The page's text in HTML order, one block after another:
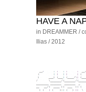
HAVE A
in DREAMMER /
Ilias / 2012